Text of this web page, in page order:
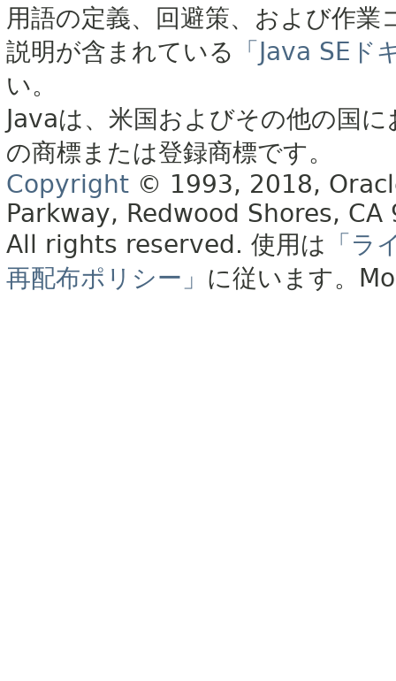
用語の定義、回避策、および作
説明が含まれている
「Java SE
い。
Javaは、米国およびその他の国
の商標または登録商標です。
Copyright © 1993, 2018,
Parkway, Redwood Shores, CA
All rights reserved. 使用は 「ラ
再配布ポリシー」 に従います。